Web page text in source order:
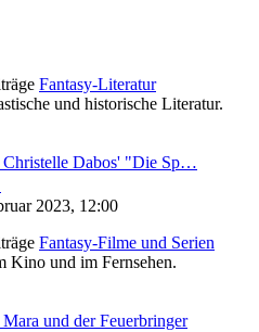
Fantasy-Literatur
und historische Literatur.
Christelle Dabos' "Die Sp…
Beitrag2023, 12:00
Fantasy-Filme und Serien
Kino und im Fernsehen.
Mara und der Feuerbringer